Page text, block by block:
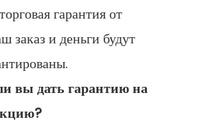
гарантия от
и деньги будут
вы дать гарантию на